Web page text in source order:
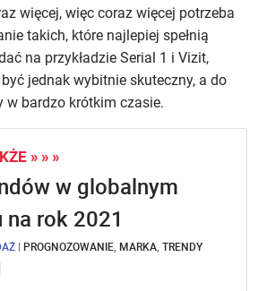
więcej, więc coraz więcej potrzeba
takich, które najlepiej spełnią
na przykładzie Serial 1 i Vizit,
jednak wybitnie skuteczny, a do
w bardzo krótkim czasie.
» » »
w globalnym
rok 2021
| PROGNOZOWANIE MARKA TRENDY